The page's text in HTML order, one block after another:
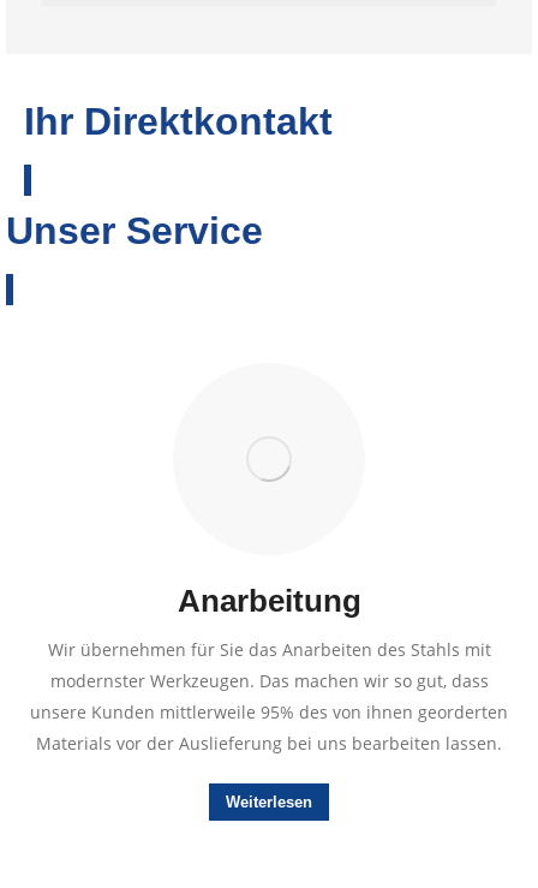
Ihr Direktkontakt
Unser Service
Anarbeitung
Wir übernehmen für Sie das Anarbeiten des Stahls mit
modernster Werkzeugen. Das machen wir so gut, dass
unsere Kunden mittlerweile 95% des von ihnen georderten
Materials vor der Auslieferung bei uns bearbeiten lassen.
Weiterlesen